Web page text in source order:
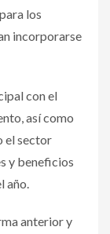
los
incorporarse
con el
así como
el sector
y beneficios
anterior y